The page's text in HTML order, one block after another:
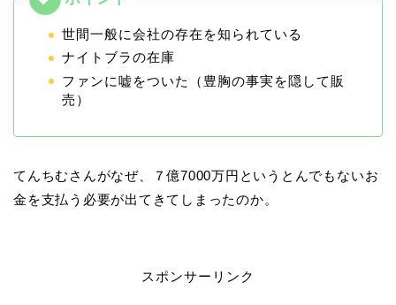
世間一般に会社の存在を知られている
ナイトブラの在庫
ファンに嘘をついた（豊胸の事実を隠して販
売）
てんちむさんがなぜ、７億7000万円というとんでもないお
金を支払う必要が出てきてしまったのか。
スポンサーリンク